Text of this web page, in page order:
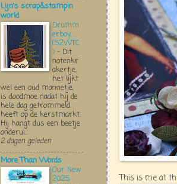
This is me at
Lijn's scrap&stampin
world
Drumm
erboy....
(52WTC
) - Dit
notenkr
akertje,
het lijkt
wel een oud mannetje,
is doodmoe nadat hij de
hele dag getrommeld
heeft op de kerstmarkt.
Hij hangt dus een beetje
onderui...
2 dagen geleden
More Than Words
Our New
2025